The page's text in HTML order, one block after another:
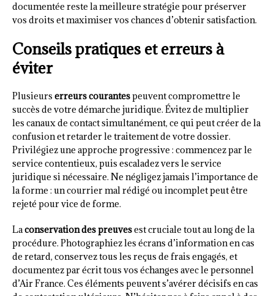
documentée reste la meilleure stratégie pour préserver
vos droits et maximiser vos chances d’obtenir satisfaction.
Conseils pratiques et erreurs à
éviter
Plusieurs erreurs courantespeuvent compromettre le
succès de votre démarche juridique. Évitez de multiplier
les canaux de contact simultanément, ce qui peut créer de la
confusion et retarder le traitement de votre dossier.
Privilégiez une approche progressive : commencez par le
service contentieux, puis escaladez vers le service
juridique si nécessaire. Ne négligez jamais l’importance de
la forme : un courrier mal rédigé ou incomplet peut être
rejeté pour vice de forme.
Laconservation des preuvesest cruciale tout au long de la
procédure. Photographiez les écrans d’information en cas
de retard, conservez tous les reçus de frais engagés, et
documentez par écrit tous vos échanges avec le personnel
d’Air France. Ces éléments peuvent s’avérer décisifs en cas